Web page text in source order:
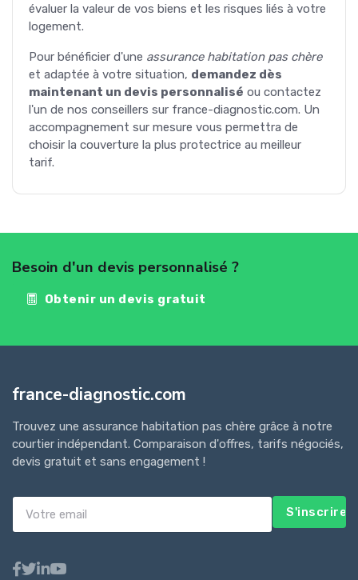
évaluer la valeur de vos biens et les risques liés à votre
logement.
Pour bénéficier d'une assurance habitation pas chère
et adaptée à votre situation, demandez dès
maintenant un devis personnalisé ou contactez
l'un de nos conseillers sur france-diagnostic.com. Un
accompagnement sur mesure vous permettra de
choisir la couverture la plus protectrice au meilleur
tarif.
Besoin d'un devis personnalisé ?
Obtenir un devis gratuit
france-diagnostic.com
Trouvez une assurance habitation pas chère grâce à notre
courtier indépendant. Comparaison d'offres, tarifs négociés,
devis gratuit et sans engagement !
S'inscrire